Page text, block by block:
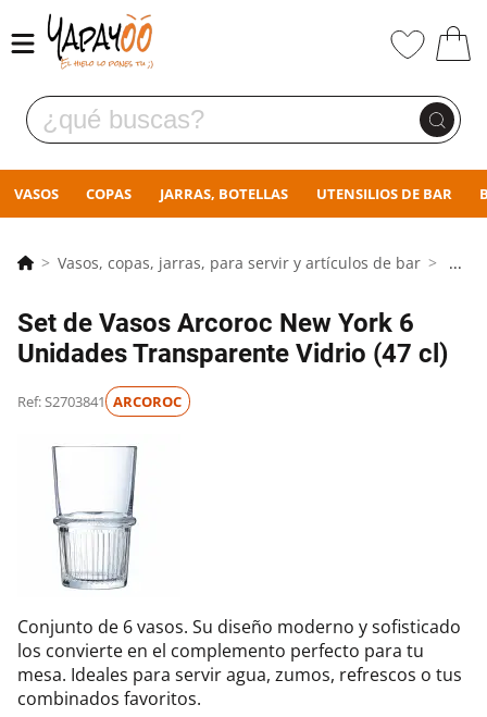
VASOS COPAS JARRAS, BOTELLAS UTENSILIOS DE BAR
Vasos, copas, jarras, para servir y artículos de bar ...
Set de Vasos Arcoroc New York 6
Unidades Transparente Vidrio (47 cl)
Ref: S2703841 ARCOROC
Conjunto de 6 vasos. Su diseño moderno y sofisticado
los convierte en el complemento perfecto para tu
mesa. Ideales para servir agua, zumos, refrescos o tus
combinados favoritos.